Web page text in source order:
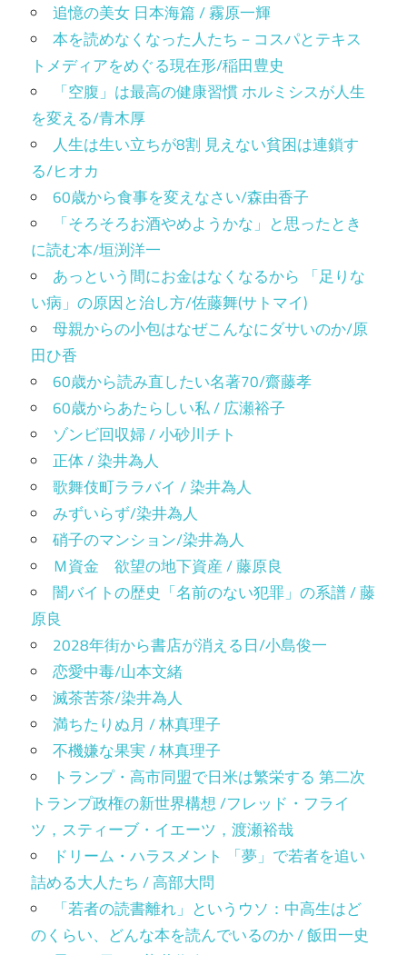
追憶の美女 日本海篇 / 霧原一輝
本を読めなくなった人たち－コスパとテキス
トメディアをめぐる現在形/稲田豊史
「空腹」は最高の健康習慣 ホルミシスが人生
を変える/青木厚
人生は生い立ちが8割 見えない貧困は連鎖す
る/ヒオカ
60歳から食事を変えなさい/森由香子
「そろそろお酒やめようかな」と思ったとき
に読む本/垣渕洋一
あっという間にお金はなくなるから 「足りな
い病」の原因と治し方/佐藤舞(サトマイ)
母親からの小包はなぜこんなにダサいのか/原
田ひ香
60歳から読み直したい名著70/齋藤孝
60歳からあたらしい私 / 広瀬裕子
ゾンビ回収婦 / 小砂川チト
正体 / 染井為人
歌舞伎町ララバイ / 染井為人
みずいらず/染井為人
硝子のマンション/染井為人
Ｍ資金 欲望の地下資産 / 藤原良
闇バイトの歴史「名前のない犯罪」の系譜 / 藤
原良
2028年街から書店が消える日/小島俊一
恋愛中毒/山本文緒
滅茶苦茶/染井為人
満ちたりぬ月 / 林真理子
不機嫌な果実 / 林真理子
トランプ・高市同盟で日米は繁栄する 第二次
トランプ政権の新世界構想 /フレッド・フライ
ツ，スティーブ・イエーツ，渡瀬裕哉
ドリーム・ハラスメント 「夢」で若者を追い
詰める大人たち / 高部大問
「若者の読書離れ」というウソ：中高生はど
のくらい、どんな本を読んでいるのか / 飯田一史